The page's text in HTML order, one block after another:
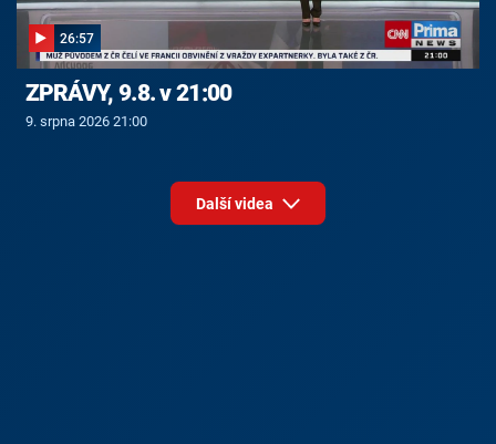
26:57
ZPRÁVY, 9.8. v 21:00
9. srpna 2026 21:00
Další videa